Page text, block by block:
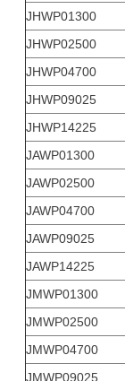
JHWP01300
JHWP02500
JHWP04700
JHWP09025
JHWP14225
JAWP01300
JAWP02500
JAWP04700
JAWP09025
JAWP14225
JMWP01300
JMWP02500
JMWP04700
JMWP09025